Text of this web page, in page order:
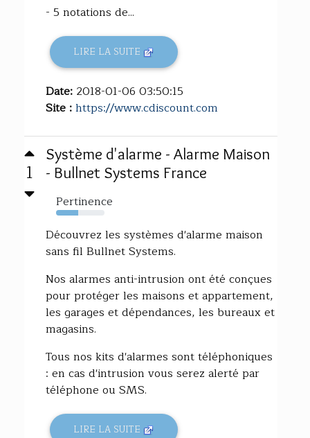
- 5 notations de...
LIRE LA SUITE
Date: 2018-01-06 03:50:15
Site :https://www.cdiscount.com
1
Système d'alarme - Alarme Maison
- Bullnet Systems France
Pertinence
46%
Découvrez les systèmes d'alarme maison
sans fil Bullnet Systems.
Nos alarmes anti-intrusion ont été conçues
pour protéger les maisons et appartement,
les garages et dépendances, les bureaux et
magasins.
Tous nos kits d'alarmes sont téléphoniques
: en cas d'intrusion vous serez alerté par
téléphone ou SMS.
LIRE LA SUITE